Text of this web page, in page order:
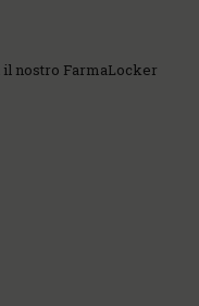
nostro FarmaLocker